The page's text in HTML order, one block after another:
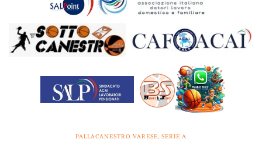
PALLACANESTRO VARESE, SERIE A